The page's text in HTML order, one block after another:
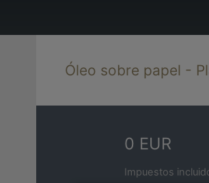
Óleo sobre papel -
0 EUR
Impuestos